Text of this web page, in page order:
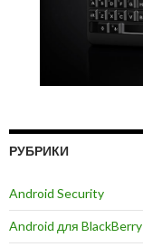
РУБРИКИ
Android Security
Android для BlackBerry